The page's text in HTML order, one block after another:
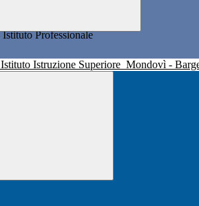
Istituto Istruzione Superiore Mondovì -